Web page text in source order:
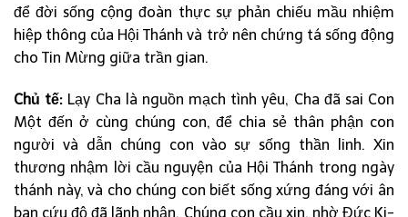
để đời sống cộng đoàn thực sự phản chiếu mầu nhiệm
hiệp thông của Hội Thánh và trở nên chứng tá sống động
cho Tin Mừng giữa trần gian.
Chủ tế: Lạy Cha là nguồn mạch tình yêu, Cha đã sai Con
Một đến ở cùng chúng con, để chia sẻ thân phận con
người và dẫn chúng con vào sự sống thần linh. Xin
thương nhậm lời cầu nguyện của Hội Thánh trong ngày
thánh này, và cho chúng con biết sống xứng đáng với ân
ban cứu độ đã lãnh nhận. Chúng con cầu xin, nhờ Đức Ki-